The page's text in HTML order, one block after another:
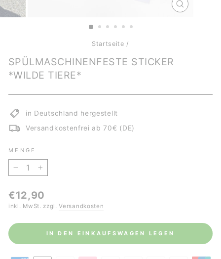
Startseite /
SPÜLMASCHINENFESTE STICKER
*WILDE TIERE*
in Deutschland hergestellt
Versandkostenfrei ab 70€ (DE)
MENGE
Normaler
€12,90
inkl. MwSt. zzgl.Versandkosten
IN DEN EINKAUFSWAGEN LEGEN